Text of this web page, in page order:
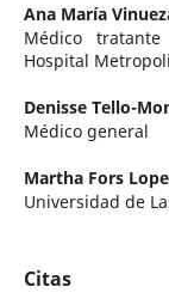
Ana María
Médico
Hospital
Denisse Tello-
Médico general
Martha Fors
Universidad de
Citas